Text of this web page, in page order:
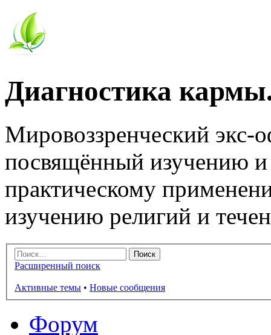
Диагностика
Мировоззренческий
посвящённый изучению
практическому
изучению религий и
Расширенный поиск
Активные темы • Новые сообщения
Форум